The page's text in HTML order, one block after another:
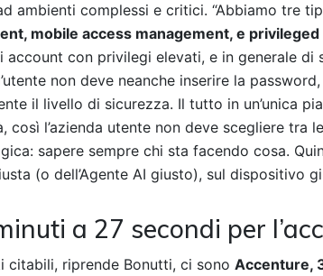
ambienti complessi e critici. “Abbiamo tre
mobile access management, e
account con privilegi elevati, e in generale di
non deve neanche inserire la
il livello di sicurezza. Il tutto in un’unica
così l’azienda utente non deve scegliere tra
sapere sempre chi sta facendo cosa.
(o dell’Agente AI giusto), sul dispositivo
a 27 secondi per
citabili, riprende Bonutti, ci sono Accenture,